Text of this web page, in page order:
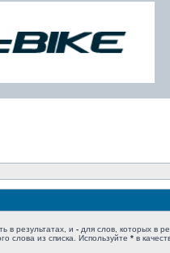
в результатах, и - для слов, которых в
слова из списка. Используйте * в